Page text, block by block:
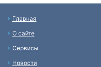
Главная
О сайте
Сервисы
Новости